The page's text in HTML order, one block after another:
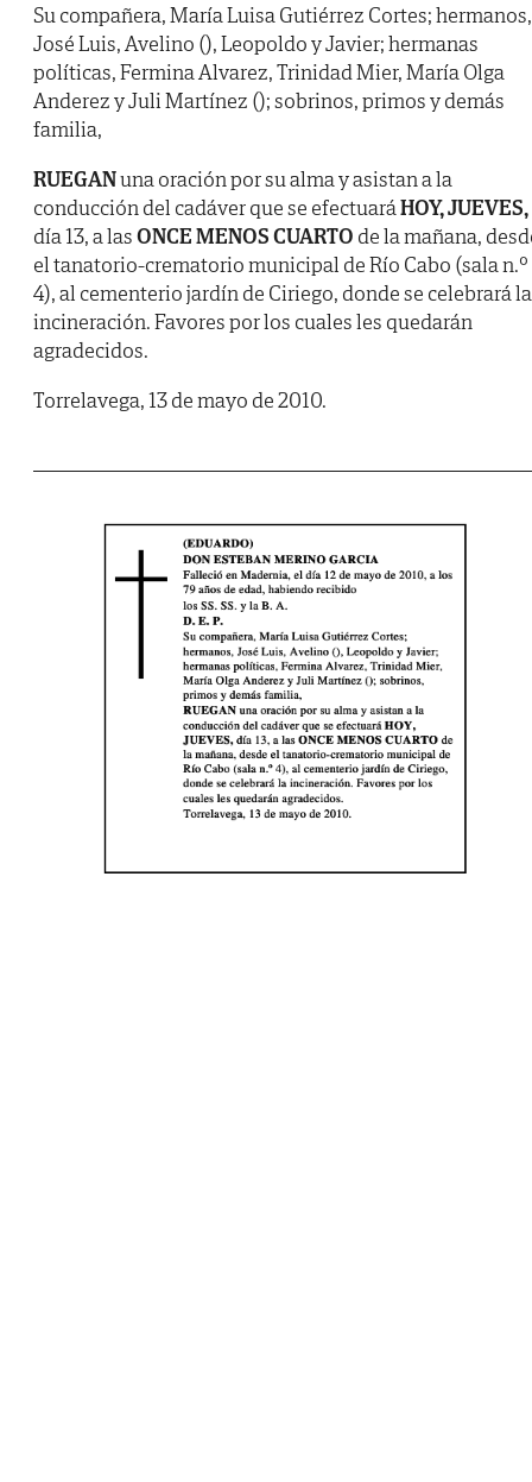
Su compañera, María Luisa Gutiérrez Cortes; hermanos,
José Luis, Avelino (), Leopoldo y Javier; hermanas
políticas, Fermina Alvarez, Trinidad Mier, María Olga
Anderez y Juli Martínez (); sobrinos, primos y demás
familia,
RUEGANuna oración por su alma y asistan a la
conducción del cadáver que se efectuaráHOY, JUEVES,
día 13, a lasONCE MENOS CUARTO de la mañana,
el tanatorio-crematorio municipal de Río Cabo (sala n.º
4), al cementerio jardín de Ciriego, donde se celebrará la
incineración. Favores por los cuales les quedarán
agradecidos.
Torrelavega, 13 de mayo de 2010.